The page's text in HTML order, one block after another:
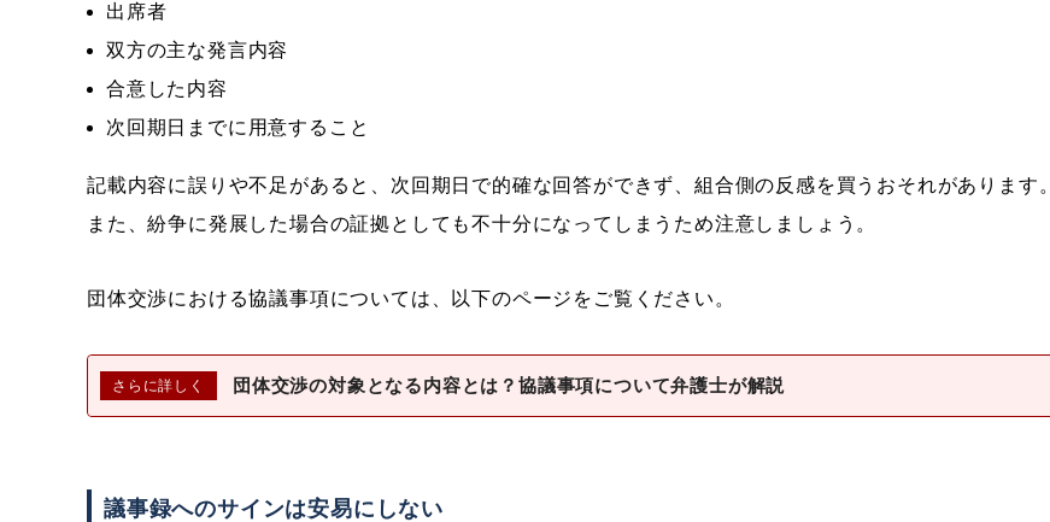
出席者
双方の主な発言内容
合意した内容
次回期日までに用意すること
記載内容に誤りや不足があると、次回期日で的確な回答ができず、組合側の反感を買うおそれがあります。
また、紛争に発展した場合の証拠としても不十分になってしまうため注意しましょう。
団体交渉における協議事項については、以下のページをご覧ください。
団体交渉の対象となる内容とは？ 協議事項について弁護士が解説
議事録へのサインは安易にしない